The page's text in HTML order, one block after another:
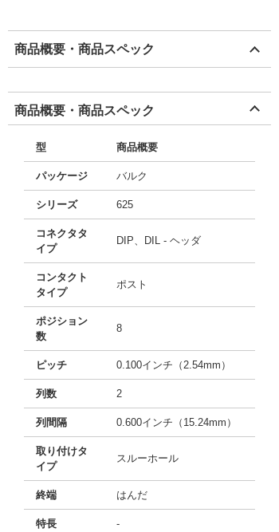
商品概要・商品スペック
商品概要・商品スペック
型 商品概要
パッケージ バルク
シリーズ 625
コネクタタ
イプ
DIP、DIL - ヘッダ
コンタクト
タイプ
ポスト
ポジション
数
8
ピッチ 0.100インチ（2.54mm）
列数 2
列間隔 0.600インチ（15.24mm）
取り付けタ
イプ
スルーホール
終端 はんだ
特長 -